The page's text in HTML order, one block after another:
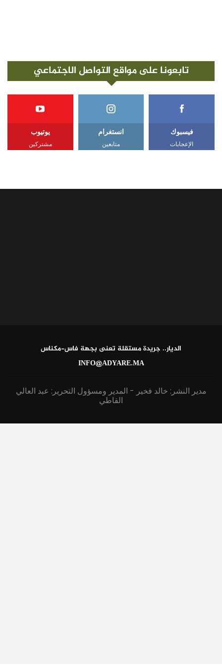
تابعونا على مواقع التواصل الاجتماعي
فيسبوك
الإعجابات
انستغرام
متابعين
يوتيوب
مشتركين
الديار.. جريدة مستقلة تعنى بجهة فاس-مكناس
INFO@ADYARE.MA
مدير النشر: خالد فخير - المدير ومسؤول التحرير: عبد العالي
القاطي